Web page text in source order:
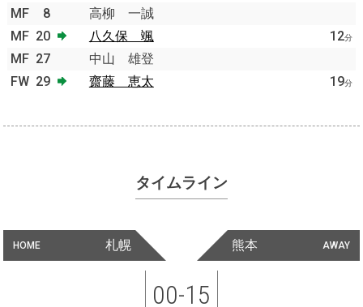
MF
8
高柳 一誠
MF 20 八久保 颯 12分
MF 27
中山 雄登
FW 29 齋藤 恵太 19分
タイムライン
HOME 札幌 AWAY
熊本
00-15